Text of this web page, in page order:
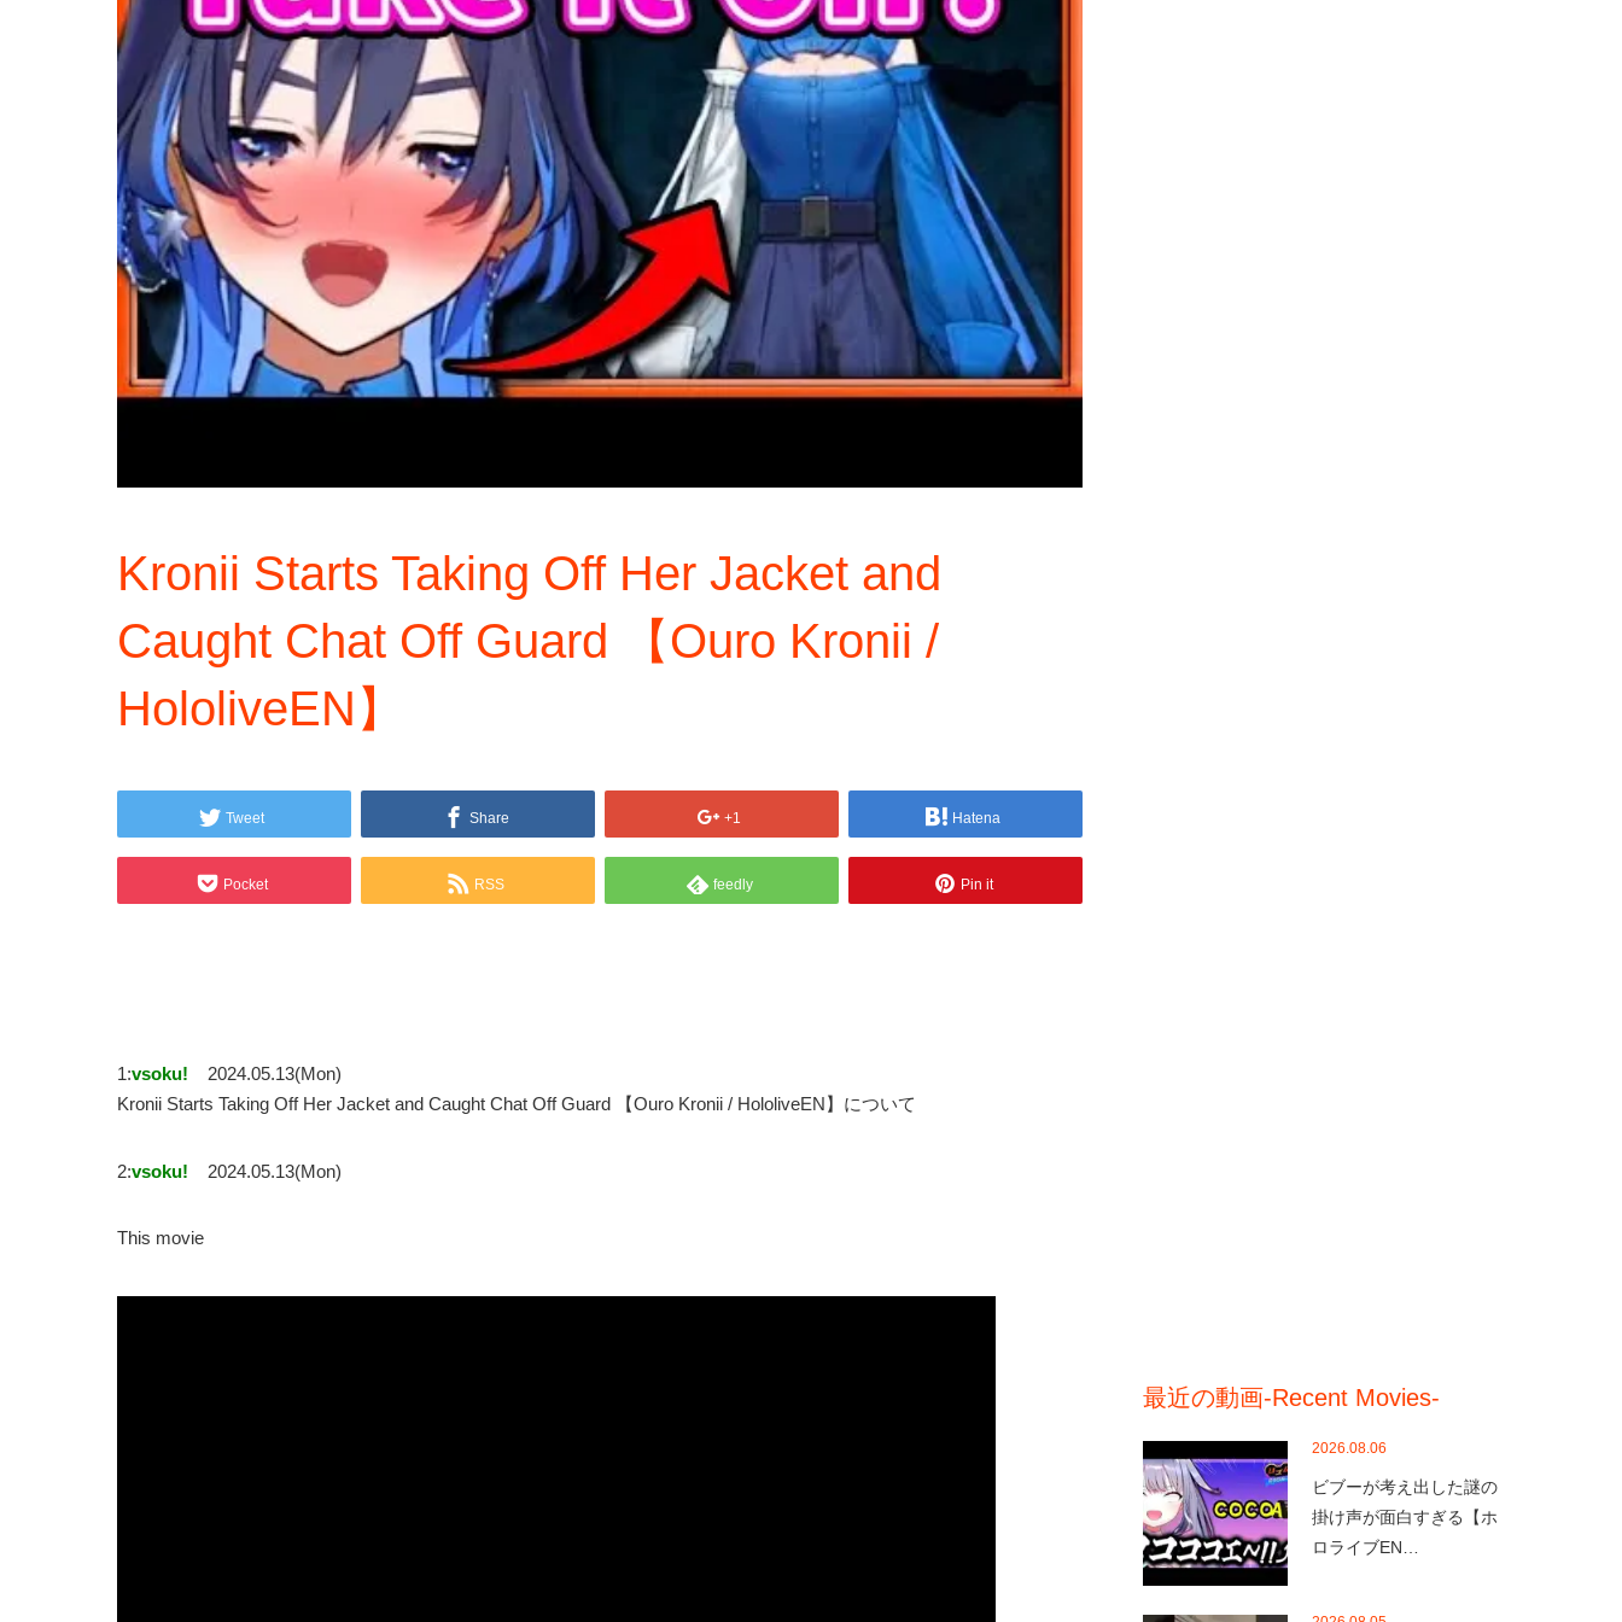
Kronii Starts Taking Off Her Jacket and
Caught Chat Off Guard 【Ouro Kronii /
HololiveEN】
Tweet Share +1 Hatena
Pocket RSS feedly Pin it
1:vsoku!
2024.05.13(Mon)
Kronii Starts Taking Off Her Jacket and Caught Chat Off Guard 【Ouro Kronii / HololiveEN】について
2:vsoku! 2024.05.13(Mon)
This movie
最近の動画-Recent Movies-
2026.08.06
ビブーが考え出した謎の
掛け声が面白すぎる【ホ
ロライブEN…